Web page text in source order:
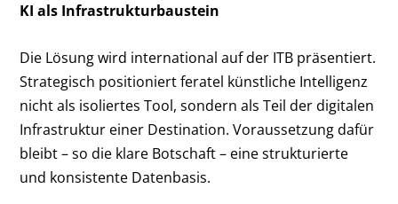
KI als Infrastrukturbaustein
Die Lösung wird international auf der ITB präsentiert.
Strategisch positioniert feratel künstliche Intelligenz
nicht als isoliertes Tool, sondern als Teil der digitalen
Infrastruktur einer Destination. Voraussetzung dafür
bleibt – so die klare Botschaft – eine strukturierte
und konsistente Datenbasis.